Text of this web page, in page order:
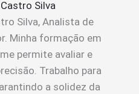
Silva
Silva, Analista de
Minha formação em
permite avaliar e
Trabalho para
a solidez da